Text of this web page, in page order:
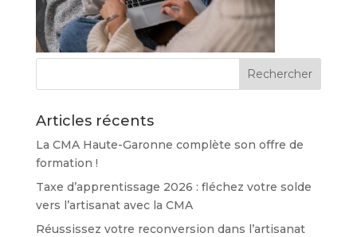
Articles récents
La CMA Haute-Garonne complète son offre de
formation !
Taxe d’apprentissage 2026 : fléchez votre solde
vers l’artisanat avec la CMA
Réussissez votre reconversion dans l’artisanat